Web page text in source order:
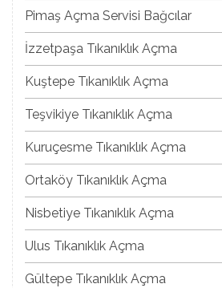
Pimaş Açma Servisi Bağcılar
İzzetpaşa Tıkanıklık Açma
Kuştepe Tıkanıklık Açma
Teşvikiye Tıkanıklık Açma
Kuruçesme Tıkanıklık Açma
Ortaköy Tıkanıklık Açma
Nisbetiye Tıkanıklık Açma
Ulus Tıkanıklık Açma
Gültepe Tıkanıklık Açma